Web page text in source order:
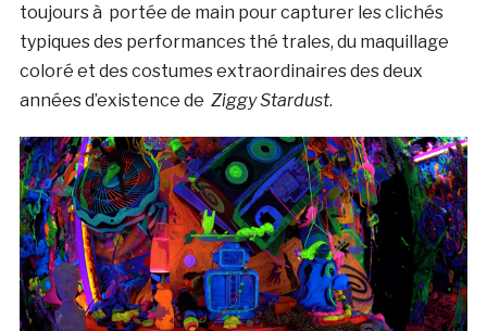
toujours à portée de main pour capturer les clichés
typiques des performances thé trales, du maquillage
coloré et des costumes extraordinaires des deux
années d’existence de Ziggy Stardust.